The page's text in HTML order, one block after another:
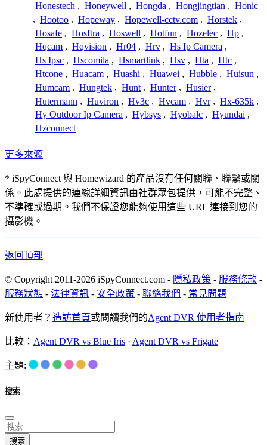
Honestech , Honeywell , Hongda , Hongjingtian , Honic
, Hootoo , Hopeway , Hopewell-cctv.com , Horstek ,
Hosafe , Hosftra , Hoswell , Hotfun , Hozelec , Hp ,
Hqcam , Hqvision , Hr04 , Hrv , Hs Ip Camera ,
Hs Ipsc , Hscomila , Hsmartlink , Hsv , Hta , Htc ,
Htcone , Huacam , Huashi , Huawei , Hubble , Huisun ,
Humcam , Hungtek , Hunt , Hunter , Husier ,
Hutermann , Huviron , Hv3c , Hvcam , Hvr , Hx-635k ,
Hy Outdoor Ip Camera , Hybsys , Hyobalc , Hyundai ,
Hzconnect
更多來源
* iSpyConnect 與 Homewizard 的產品沒有任何關聯、聯繫或關
係。此處提供的連線詳細資訊由社群眾包提供，可能不完整、
不準確或過期。我們不保證您能夠使用這些 URL 連接到您的
攝影機。
返回頂部
© Copyright 2011-2026 iSpyConnect.com - 隱私政策 - 服務條款 -
服務狀態 - 法律資訊 - 安全政策 - 聯絡我們 - 常見問題
新使用者？ 造訪首頁或閱讀我們的Agent DVR 使用者指南
比較： Agent DVR vs Blue Iris · Agent DVR vs Frigate
主題:
搜索
搜索